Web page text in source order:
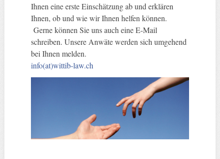
Ihnen eine erste Einschätzung ab und erklären
Ihnen, ob und wie wir Ihnen helfen können.
Gerne können Sie uns auch eine E-Mail
schreiben. Unsere Anwäte werden sich umgehend
bei Ihnen melden.
info(at)wittib-law.ch